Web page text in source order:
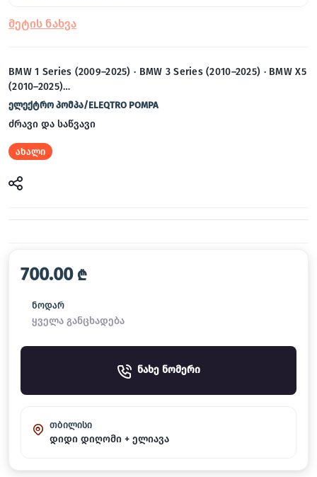
BMW 1 Series (2009–2025) · BMW 3 Series (2010–2025) · BMW X5
(2010–2025)…
ელექტრო პომპა/ELEQTRO POMPA
ძრავი და საწვავი
ახალი
700.00 ₾
ნოდარ
ყველა განცხადება
ნახე ნომერი
თბილისი
დიდი დიღომი + ელიავა